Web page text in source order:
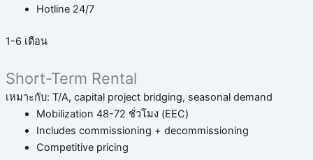
Hotline 24/7
1-6 เดือน
Short-Term Rental
เหมาะกับ: T/A, capital project bridging, seasonal demand
Mobilization 48-72 ชั่วโมง (EEC)
Includes commissioning + decommissioning
Competitive pricing